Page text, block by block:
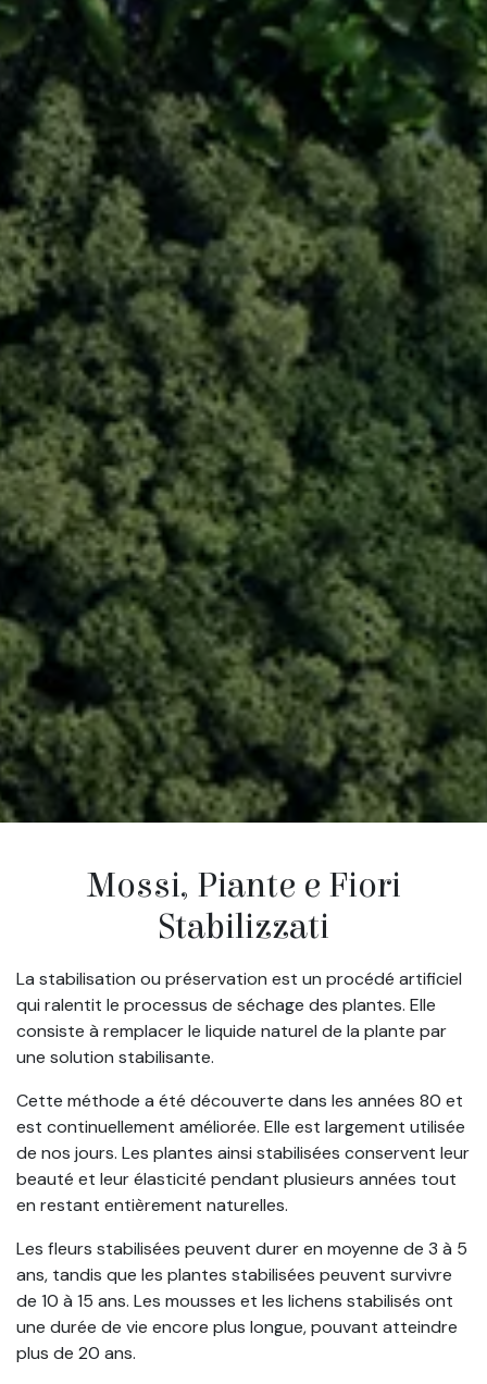
Mossi, Piante e Fiori
Stabilizzati
La stabilisation ou préservation est un procédé artificiel
qui ralentit le processus de séchage des plantes. Elle
consiste à remplacer le liquide naturel de la plante par
une solution stabilisante.
Cette méthode a été découverte dans les années 80 et
est continuellement améliorée. Elle est largement utilisée
de nos jours. Les plantes ainsi stabilisées conservent leur
beauté et leur élasticité pendant plusieurs années tout
en restant entièrement naturelles.
Les fleurs stabilisées peuvent durer en moyenne de 3 à 5
ans, tandis que les plantes stabilisées peuvent survivre
de 10 à 15 ans. Les mousses et les lichens stabilisés ont
une durée de vie encore plus longue, pouvant atteindre
plus de 20 ans.